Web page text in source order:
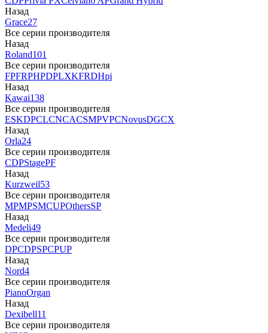
Назад
Grace27
Все серии производителя
Назад
Roland101
Все серии производителя
FPFRPHPDPLXKFRDHpi
Назад
Kawai138
Все серии производителя
ESKDPCLCNCACSMPVPCNovusDGCX
Назад
Orla24
Все серии производителя
CDPStagePF
Назад
Kurzweil53
Все серии производителя
MPMPSMCUPOthersSP
Назад
Medeli49
Все серии производителя
DPCDPSPCPUP
Назад
Nord4
Все серии производителя
PianoOrgan
Назад
Dexibell11
Все серии производителя